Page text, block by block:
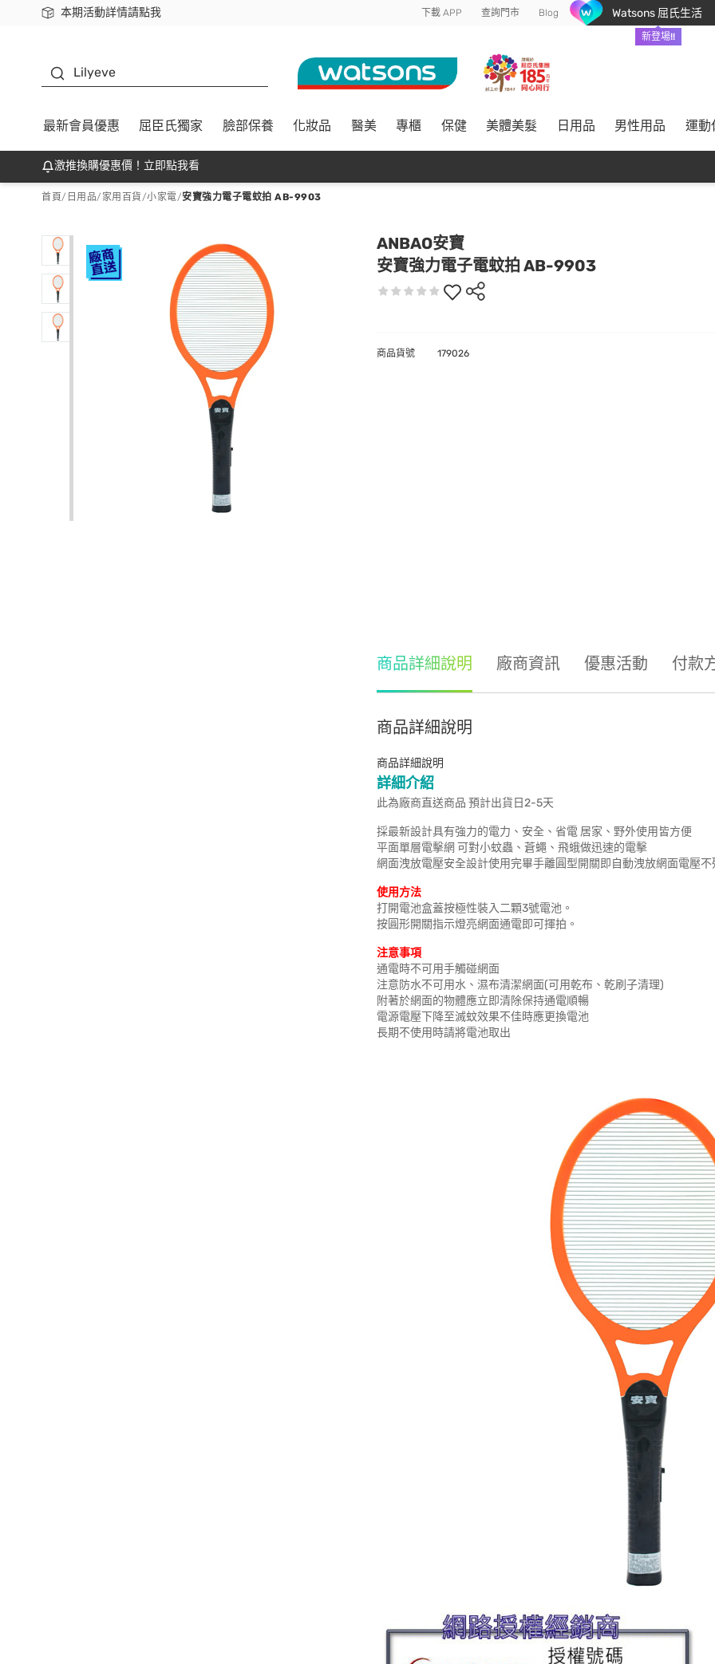
本期活動詳情請點我
下載app最高回饋$350 下載 APP 查詢門市 Blog Watsons 屈氏生活
新登場!!
Lilyeve
最新會員優惠 屈臣氏獨家 臉部保養 化妝品 醫美 專櫃 保健 美體美髮 日用品 男性用品 運動
激推換購優惠價！立即點我看
首頁/ 日用品/ 家用百貨/小家電/安寶強力電子電蚊拍 AB-9903
ANBAO安寶
安寶強力電子電蚊拍 AB-9903
商品貨號 179026
商品詳細說明 廠商資訊 優惠活動 付款
商品詳細說明
商品詳細說明
詳細介紹
此為廠商直送商品 預計出貨日2-5天
採最新設計具有強力的電力、安全、省電 居家、野外使用皆方便
平面單層電擊網 可對小蚊蟲、蒼蠅、飛蛾做迅速的電擊
網面洩放電壓安全設計使用完畢手離圓型開關即自動洩放網面電壓
使用方法
打開電池盒蓋按極性裝入二顆3號電池。
按圓形開關指示燈亮網面通電即可揮拍。
注意事項
通電時不可用手觸碰網面
注意防水不可用水、濕布清潔網面(可用乾布、乾刷子清理)
附著於網面的物體應立即清除保持通電順暢
電源電壓下降至滅蚊效果不佳時應更換電池
長期不使用時請將電池取出